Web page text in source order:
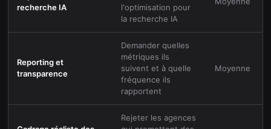
recherche IA
l'optimisation pour
la recherche IA
Reporting et
transparence
Demander quelles
métriques ils
suivent et à quelle
fréquence ils
rapportent
Moyenne
Rejeter les agences